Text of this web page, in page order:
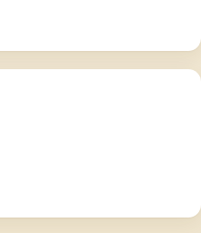
octobre 2024
décembre 2023